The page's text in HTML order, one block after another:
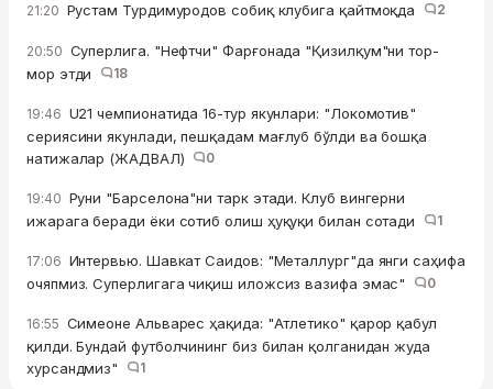
21:20 Рустам Турдимуродов собиқ клубига қайтмоқда 2
20:50 Суперлига. "Нефтчи" Фарғонада "Қизилқум"ни тор-
мор этди
18
19:46 U21 чемпионатида 16-тур якунлари: "Локомотив"
сериясини якунлади, пешқадам мағлуб бўлди ва бошқа
натижалар (ЖАДВАЛ)
0
19:40 Руни "Барселона"ни тарк этади. Клуб вингерни
ижарага беради ёки сотиб олиш ҳуқуқи билан сотади
1
17:06 Интервью. Шавкат Саидов: "Металлург"да янги саҳифа
очяпмиз. Суперлигага чиқиш иложсиз вазифа эмас"
0
16:55 Симеоне Альварес ҳақида: "Атлетико" қарор қабул
қилди. Бундай футболчининг биз билан қолганидан жуда
хурсандмиз"
1